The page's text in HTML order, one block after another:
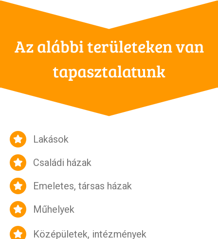
Az alábbi területeken van
tapasztalatunk
Lakások
Családi házak
Emeletes, társas házak
Műhelyek
Középületek, intézmények